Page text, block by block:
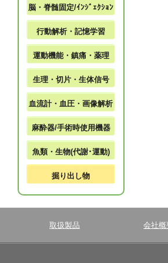
脳・脊髄固定/ｲﾝｼﾞｪｸｼｮﾝ
行動解析・記憶学習
運動機能・鎮痛・薬理
生理・切片・生体信号
血流計・血圧・画像解析
麻酔器/手術時使用機器
魚類・生物(代謝･運動)
掘り出し物
取扱製品 会社概